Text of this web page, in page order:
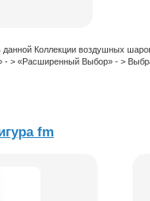
Коллекции воздушных
- > «Расширенный Выбор» - >
fm